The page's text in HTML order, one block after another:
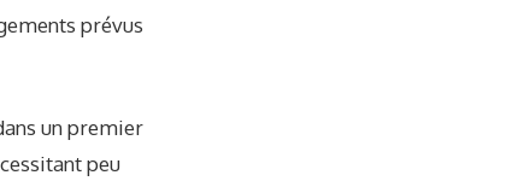
prévus
un premier
peu